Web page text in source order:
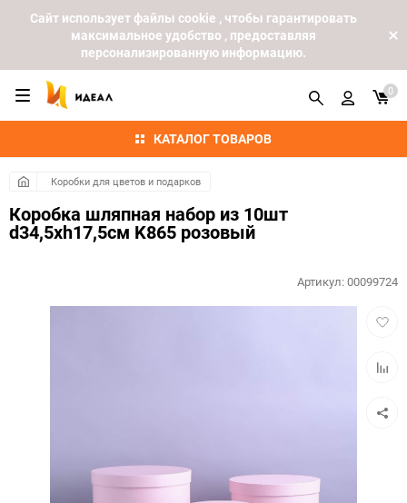
Cайт использует файлы cookie , чтобы гарантировать
максимальное удобство , предоставляя
персонализированную информацию.
КАТАЛОГ ТОВАРОВ
0
Коробки для цветов и подарков
Коробка шляпная набор из 10шт
d34,5хh17,5см K865 розовый
Артикул:00099724